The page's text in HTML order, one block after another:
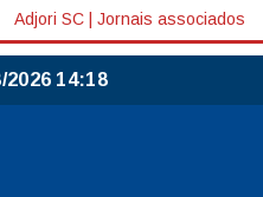
Adjori SC Jornais associados
2026 14:18